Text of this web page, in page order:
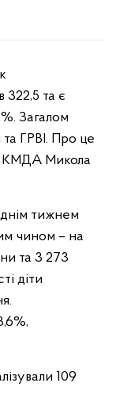
322,5 та є
Загалом
ГРВІ. Про це
КМДА Микола
тижнем
чином – на
та 3 273
діти
109